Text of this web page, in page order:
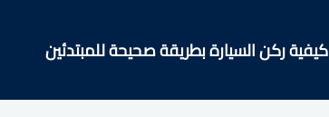
كيفية ركن السيارة بطريقة صحيحة للمبتدئين